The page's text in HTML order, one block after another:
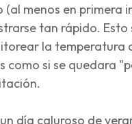
(al menos en primera
tan rápido.
la temperatura
como si se quedara
día caluroso de